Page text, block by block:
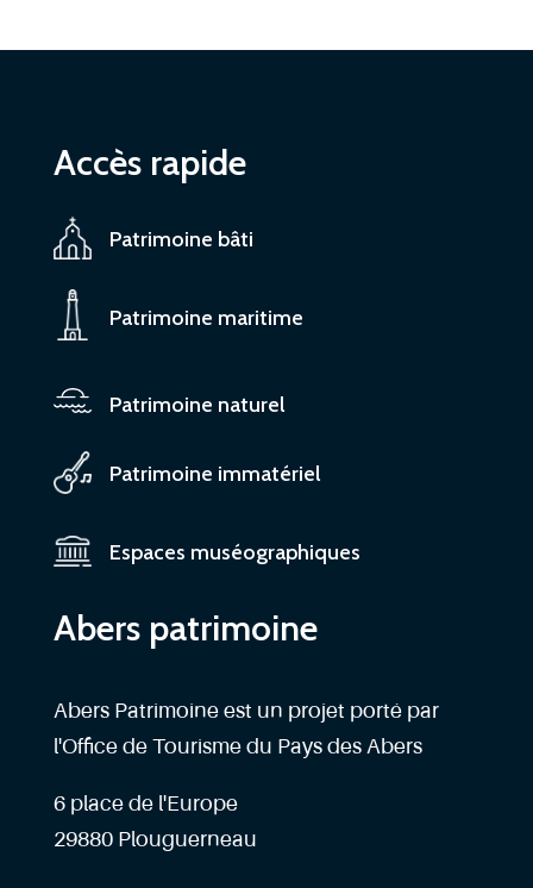
Accès rapide
Patrimoine bâti
Patrimoine maritime
Patrimoine naturel
Patrimoine immatériel
Espaces muséographiques
Abers patrimoine
Abers Patrimoine est un projet porté par
l'Office de Tourisme du Pays des Abers
6 place de l'Europe
29880 Plouguerneau